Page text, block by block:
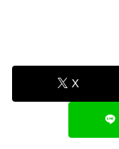
X